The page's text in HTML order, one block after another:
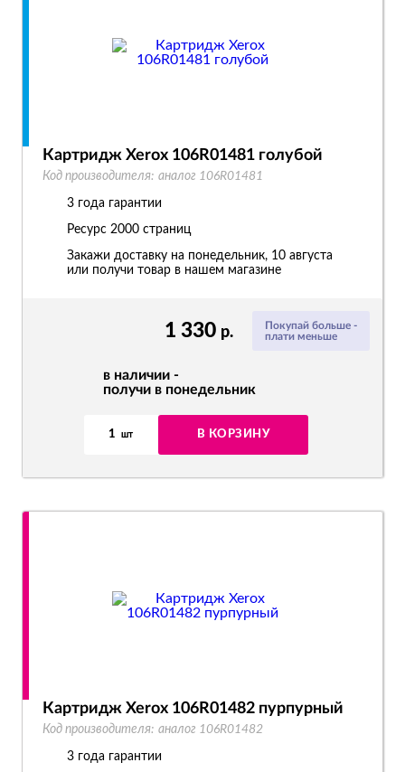
Покупай больше -
плати меньше
1 330 р.
в наличии -
получи в понедельник
1 шт В КОРЗИНУ
Картридж Xerox 106R01481 голубой
Код производителя: аналог 106R01481
3 года гарантии
Ресурс 2000 страниц
Закажи доставку на понедельник, 10 августа
или получи товар в нашем магазине
Картридж Xerox 106R01482 пурпурный
Код производителя: аналог 106R01482
3 года гарантии